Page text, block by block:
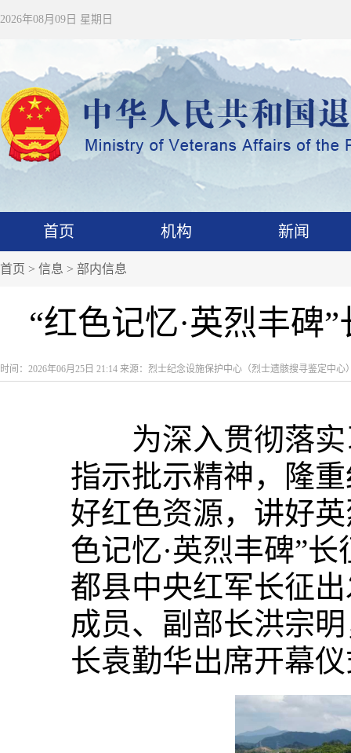
2026年08月09日 星期日
首页 机构 新闻
首页 > 信息 > 部内信息
“红色记忆·英烈丰碑
时间：2026年06月25日 21:14 来源：烈士纪念设施保护中心（烈士遗骸搜寻鉴定中心
为深入贯彻落实
指示批示精神，隆
好红色资源，讲好
色记忆·英烈丰碑”
都县中央红军长征
成员、副部长洪宗
长袁勤华出席开幕